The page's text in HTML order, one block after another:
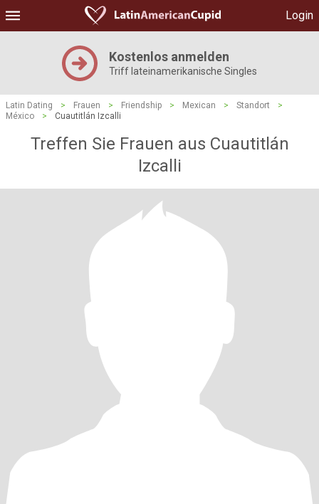
Login
Kostenlos anmelden
Triff lateinamerikanische Singles
Latin Dating > Frauen > Friendship > Mexican > Standort
>
México
> Cuautitlán Izcalli
Treffen Sie Frauen aus Cuautitlán
Izcalli